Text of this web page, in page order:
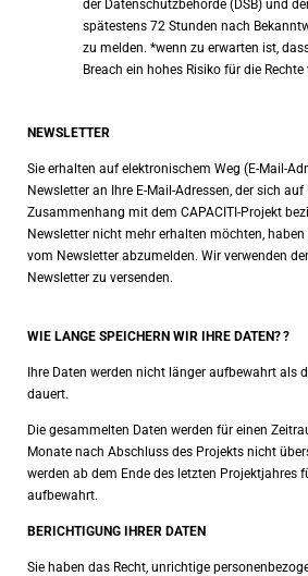
der Datenschutzbehörde (DSB) und
spätestens 72 Stunden nach
zu melden. *wenn zu erwarten ist,
Breach ein hohes Risiko für die
NEWSLETTER
Sie erhalten auf elektronischem Weg (E-Mail-
Newsletter an Ihre E-Mail-Adressen, der sich
Zusammenhang mit dem CAPACITI-Projekt
Newsletter nicht mehr erhalten möchten,
vom Newsletter abzumelden. Wir verwenden
Newsletter zu versenden.
WIE LANGE SPEICHERN WIR IHRE DATEN??
Ihre Daten werden nicht länger aufbewahrt als
dauert.
Die gesammelten Daten werden für einen
Monate nach Abschluss des Projekts nicht
werden ab dem Ende des letzten Projektjahres
aufbewahrt.
BERICHTIGUNG IHRER DATEN
Sie haben das Recht, unrichtige